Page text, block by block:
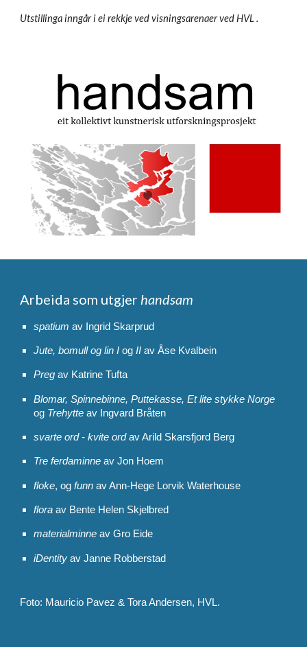
Utstillinga inngår i ei rekkje ved visningsarenaer ved HVL .
Arbeida som utgjer handsam
spatium av Ingrid Skarprud
Jute, bomull og lin I ogII av Åse Kvalbein
Preg av Katrine Tufta
Blomar, Spinnebinne, Puttekasse, Et lite stykke Norge
og Trehytte av Ingvard Bråten
svarte ord - kvite ordav Arild Skarsfjord Berg
Tre ferdaminne av Jon Hoem
floke, ogfunn av Ann-Hege Lorvik Waterhouse
flora av Bente Helen Skjelbred
materialminne av Gro Eide
iDentity av Janne Robberstad
Foto: Mauricio Pavez & Tora Andersen, HVL.